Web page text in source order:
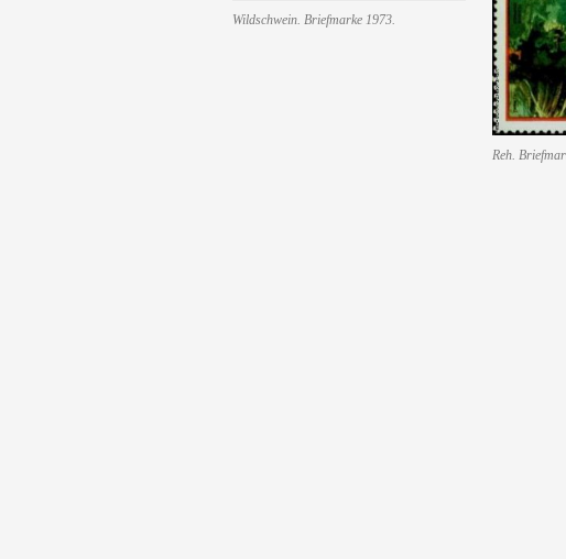
Wildschwein. Briefmarke 1973.
Reh.